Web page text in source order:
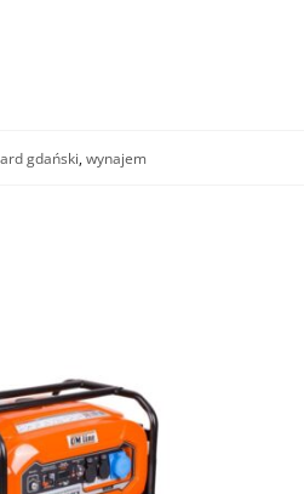
gdański,wynajem